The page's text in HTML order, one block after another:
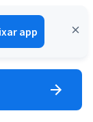
app
Entrar